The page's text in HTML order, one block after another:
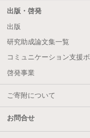
出版・啓発
出版
研究助成論文集一覧
コミュニケーション支援
啓発事業
ご寄附について
お問合せ